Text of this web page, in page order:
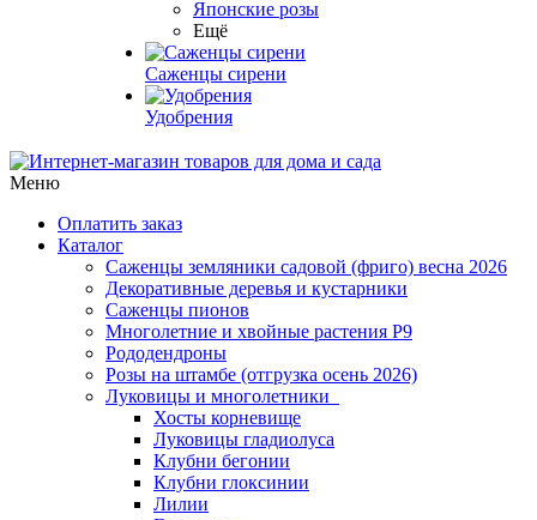
Японские розы
Ещё
Саженцы сирени
Удобрения
Меню
Оплатить заказ
Каталог
Саженцы земляники садовой (фриго) весна 2026
Декоративные деревья и кустарники
Саженцы пионов
Многолетние и хвойные растения Р9
Рододендроны
Розы на штамбе (отгрузка осень 2026)
Луковицы и многолетники
Хосты корневище
Луковицы гладиолуса
Клубни бегонии
Клубни глоксинии
Лилии